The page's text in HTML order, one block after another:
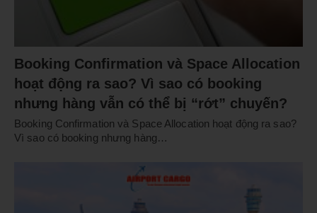
Booking Confirmation và Space Allocation
hoạt động ra sao? Vì sao có booking
nhưng hàng vẫn có thể bị “rớt” chuyến?
Booking Confirmation và Space Allocation hoạt động ra sao?
Vì sao có booking nhưng hàng…